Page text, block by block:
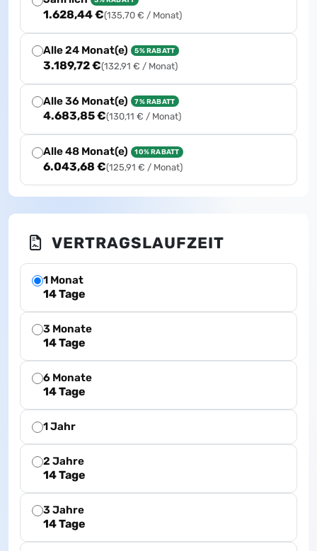
1.628,44 €(135,70 € / Monat)
Alle 24 Monat(e) 5% RABATT
3.189,72 €(132,91 € / Monat)
Alle 36 Monat(e) 7% RABATT
4.683,85 €(130,11 € / Monat)
Alle 48 Monat(e) 10% RABATT
6.043,68 €(125,91 € / Monat)
VERTRAGSLAUFZEIT
1 Monat
14 Tage
3 Monate
14 Tage
6 Monate
14 Tage
1 Jahr
2 Jahre
14 Tage
3 Jahre
14 Tage